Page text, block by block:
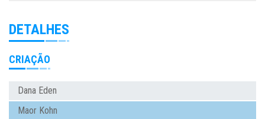
DETALHES
CRIAÇÃO
Dana Eden
Maor Kohn